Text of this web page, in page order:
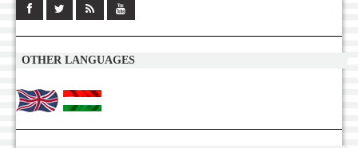
OTHER LANGUAGES